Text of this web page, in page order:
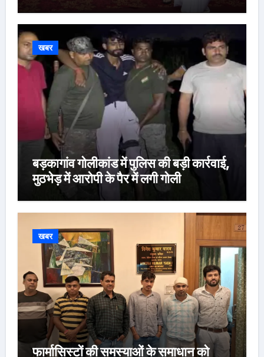
खबर
बड़कागांव गोलीकांड में पुलिस की बड़ी कार्रवाई,
मुठभेड़ में आरोपी के पैर में लगी गोली
खबर
फार्मासिस्टों की समस्याओं के समाधान को